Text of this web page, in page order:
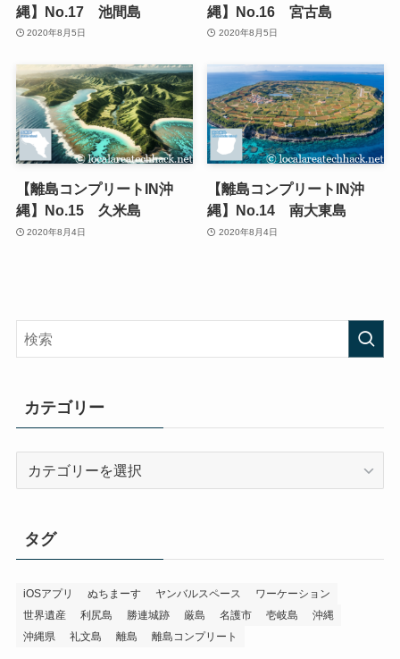
縄】No.17 池間島
2020年8月5日
縄】No.16 宮古島
2020年8月5日
【離島コンプリートIN沖
縄】No.15 久米島
2020年8月4日
【離島コンプリートIN沖
縄】No.14 南大東島
2020年8月4日
カテゴリー
ー
タグ
iOSアプリ ぬちまーす ヤンバルスペース
ワーケーション
世界遺産
利尻島 勝連城跡 厳島 名護市 壱岐島
沖縄
沖縄県
礼文島 離島 離島コンプリート